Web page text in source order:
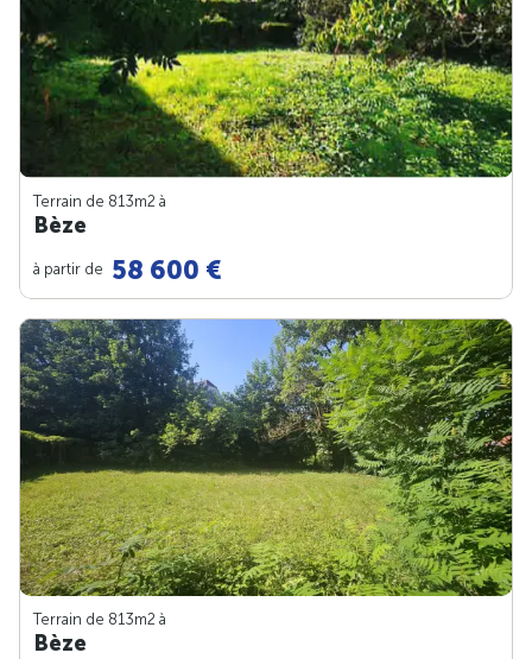
Terrain de 813m2 à
Bèze
à partir de 58 600 €
Terrain de 813m2 à
Bèze